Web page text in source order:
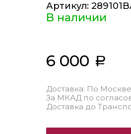
Артикул:
В наличии
6 000
Доставка: По
За МКАД по
Доставка до